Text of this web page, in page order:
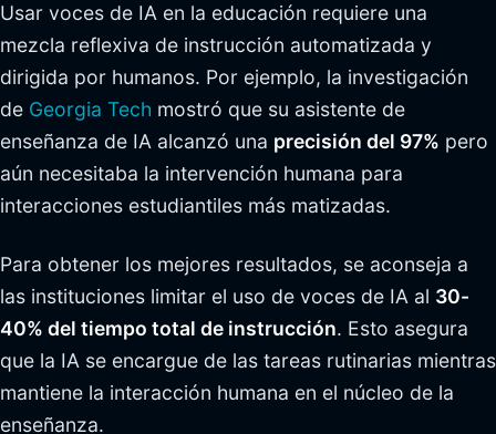
Usar voces de IA en la educación requiere una
mezcla reflexiva de instrucción automatizada y
dirigida por humanos. Por ejemplo, la investigación
de Georgia Tech mostró que su asistente de
enseñanza de IA alcanzó una precisión del 97% pero
aún necesitaba la intervención humana para
interacciones estudiantiles más matizadas.
Para obtener los mejores resultados, se aconseja a
las instituciones limitar el uso de voces de IA al 30-
40% del tiempo total de instrucción. Esto asegura
que la IA se encargue de las tareas rutinarias mientras
mantiene la interacción humana en el núcleo de la
enseñanza.